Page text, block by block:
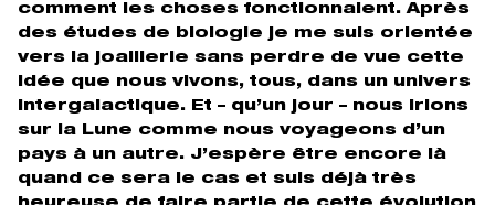
comment les choses fonctionnaient. Après
des études de biologie je me suis orientée
vers la joaillerie sans perdre de vue cette
idée que nous vivons, tous, dans un univers
intergalactique. Et – qu’un jour – nous irions
sur la Lune comme nous voyageons d’un
pays à un autre. J’espère être encore là
quand ce sera le cas et suis déjà très